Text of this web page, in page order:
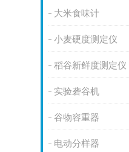
大米食味计
小麦硬度测定仪
稻谷新鲜度测定仪
实验砻谷机
谷物容重器
电动分样器